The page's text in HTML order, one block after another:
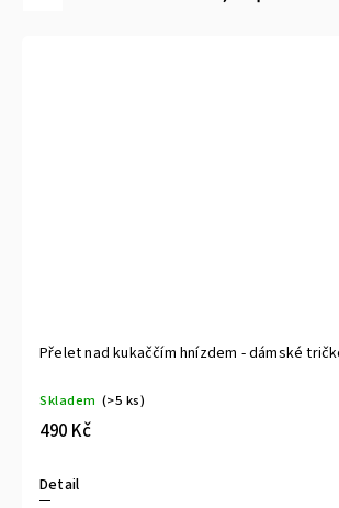
Přelet nad kukaččím hnízdem - dámské tričko
Skladem (>5 ks)
490 Kč
Detail